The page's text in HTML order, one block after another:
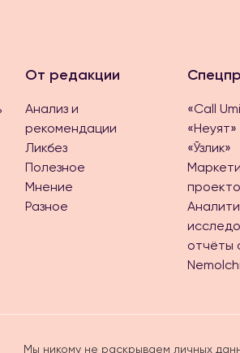
От редакции
Анализ и
рекомендации
Ликбез
Полезное
Мнение
Разное
«Call
«Неуят»
«Ўзлик»
отчёты
Мы никому не раскрываем личных